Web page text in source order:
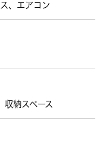
、 エアコン
収納スペース